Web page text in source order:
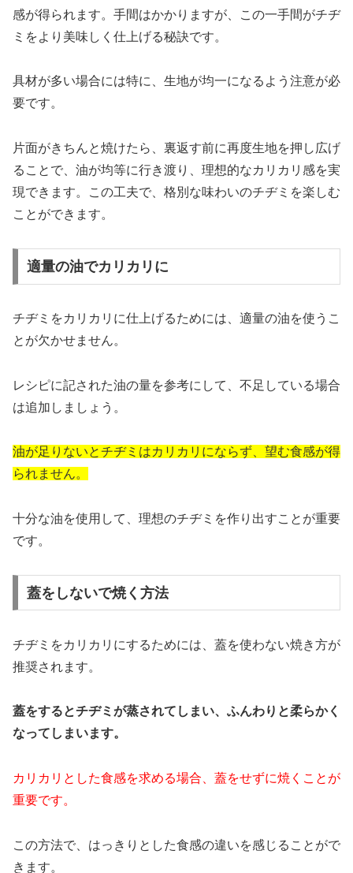
感が得られます。手間はかかりますが、この一手間がチヂ
ミをより美味しく仕上げる秘訣です。
具材が多い場合には特に、生地が均一になるよう注意が必
要です。
片面がきちんと焼けたら、裏返す前に再度生地を押し広げ
ることで、油が均等に行き渡り、理想的なカリカリ感を実
現できます。この工夫で、格別な味わいのチヂミを楽しむ
ことができます。
適量の油でカリカリに
チヂミをカリカリに仕上げるためには、適量の油を使うこ
とが欠かせません。
レシピに記された油の量を参考にして、不足している場合
は追加しましょう。
油が足りないとチヂミはカリカリにならず、望む食感が得
られません。
十分な油を使用して、理想のチヂミを作り出すことが重要
です。
蓋をしないで焼く方法
チヂミをカリカリにするためには、蓋を使わない焼き方が
推奨されます。
蓋をするとチヂミが蒸されてしまい、ふんわりと柔らかく
なってしまいます。
カリカリとした食感を求める場合、蓋をせずに焼くことが
重要です。
この方法で、はっきりとした食感の違いを感じることがで
きます。